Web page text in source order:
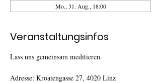
Mo., 31. Aug., 18:00
Veranstaltungsinfos
Lass uns gemeinsam meditieren.
Adresse: Kroatengasse 27, 4020 Linz